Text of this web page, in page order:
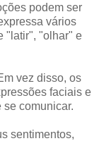
podem ser
vários
"latir", "olhar" e
vez disso, os
faciais e
se comunicar.
sentimentos,